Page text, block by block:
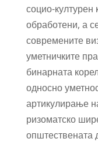
социо-културен
обработени, а
современите
уметничките
бинарната
односно
артикулирање
ризоматско
општествената